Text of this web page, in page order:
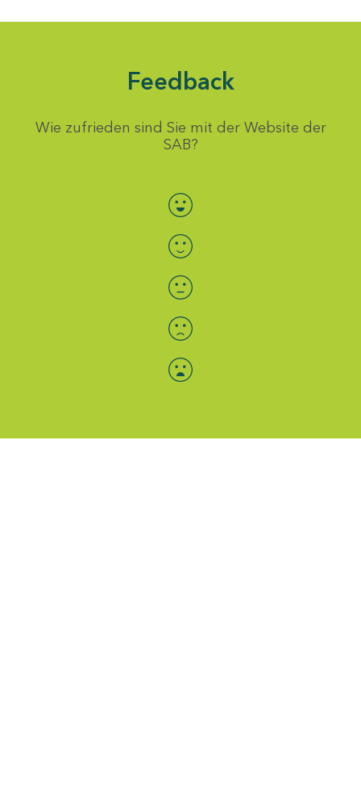
Feedback
Wie zufrieden sind Sie mit der Website der
SAB?
Bewertung auswählen